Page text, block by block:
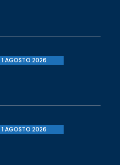
1 AGOSTO 2026
1 AGOSTO 2026